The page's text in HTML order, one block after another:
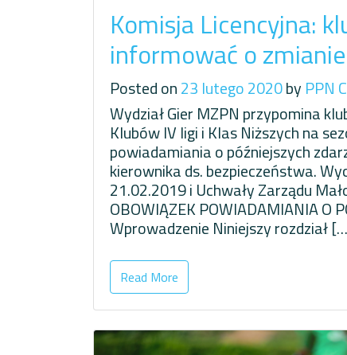
Komisja Licencyjna:
informować o
Posted on23 lutego 2020by PPN
Wydział Gier MZPN przypomina
Klubów IV ligi i Klas Niższych na
powiadamiania o późniejszych
kierownika ds. bezpieczeństwa.
21.02.2019 i Uchwały Zarządu
OBOWIĄZEK POWIADAMIANIA O
Wprowadzenie Niniejszy rozdział
Read More